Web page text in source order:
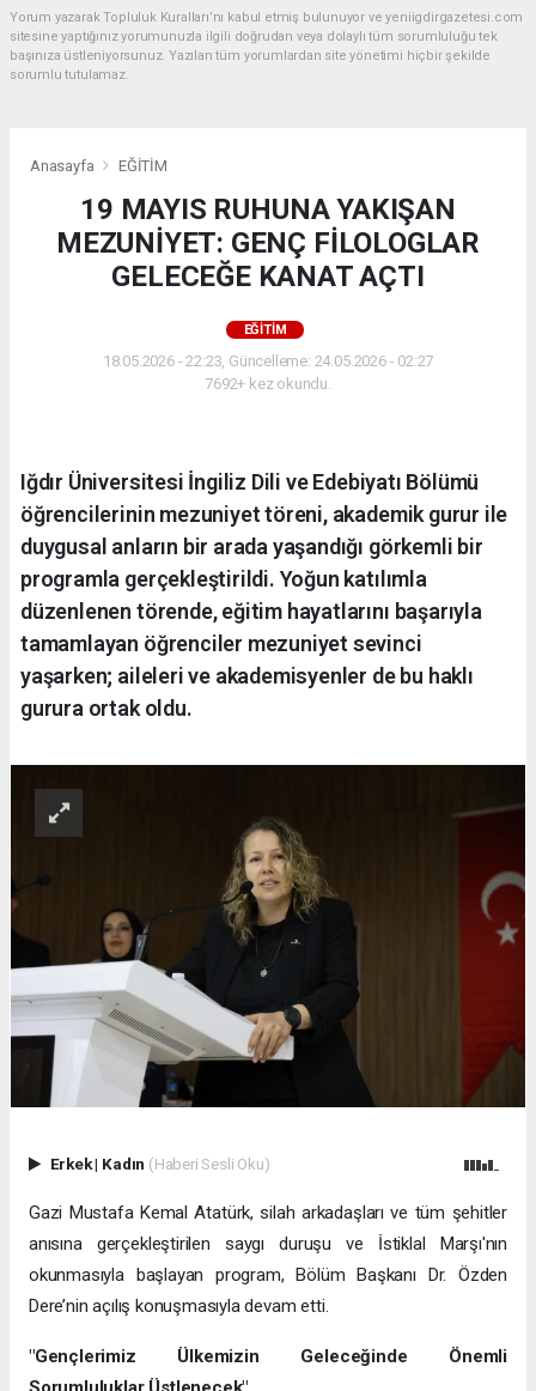
Yorum yazarak Topluluk Kuralları’nı kabul etmiş bulunuyor ve yeniigdirgazetesi.com
sitesine yaptığınız yorumunuzla ilgili doğrudan veya dolaylı tüm sorumluluğu tek
başınıza üstleniyorsunuz. Yazılan tüm yorumlardan site yönetimi hiçbir şekilde
sorumlu tutulamaz.
Anasayfa EĞİTİM
19 MAYIS RUHUNA YAKIŞAN
MEZUNİYET: GENÇ FİLOLOGLAR
GELECEĞE KANAT AÇTI
EĞİTİM
18.05.2026 - 22:23, Güncelleme: 24.05.2026 - 02:27
7692+ kez okundu.
Iğdır Üniversitesi İngiliz Dili ve Edebiyatı Bölümü
öğrencilerinin mezuniyet töreni, akademik gurur ile
duygusal anların bir arada yaşandığı görkemli bir
programla gerçekleştirildi. Yoğun katılımla
düzenlenen törende, eğitim hayatlarını başarıyla
tamamlayan öğrenciler mezuniyet sevinci
yaşarken; aileleri ve akademisyenler de bu haklı
gurura ortak oldu.
Erkek| Kadın (Haberi Sesli Oku)
Gazi Mustafa Kemal Atatürk, silah arkadaşları ve tüm şehitler
anısına gerçekleştirilen saygı duruşu ve İstiklal Marşı'nın
okunmasıyla başlayan program, Bölüm Başkanı Dr. Özden
Dere’nin açılış konuşmasıyla devam etti.
"Gençlerimiz Ülkemizin Geleceğinde Önemli